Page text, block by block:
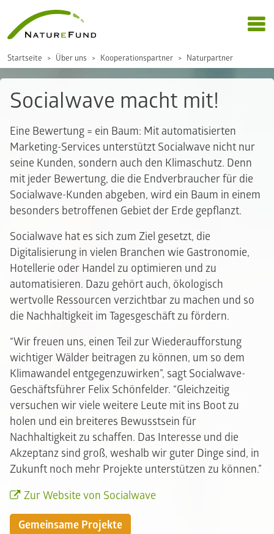
Startseite Über uns Kooperationspartner Naturpartner
Socialwave macht mit!
Eine Bewertung = ein Baum: Mit automatisierten
Marketing-Services unterstützt Socialwave nicht nur
seine Kunden, sondern auch den Klimaschutz. Denn
mit jeder Bewertung, die die Endverbraucher für die
Socialwave-Kunden abgeben, wird ein Baum in einem
besonders betroffenen Gebiet der Erde gepflanzt.
Socialwave hat es sich zum Ziel gesetzt, die
Digitalisierung in vielen Branchen wie Gastronomie,
Hotellerie oder Handel zu optimieren und zu
automatisieren. Dazu gehört auch, ökologisch
wertvolle Ressourcen verzichtbar zu machen und so
die Nachhaltigkeit im Tagesgeschäft zu fördern.
“Wir freuen uns, einen Teil zur Wiederaufforstung
wichtiger Wälder beitragen zu können, um so dem
Klimawandel entgegenzuwirken”, sagt Socialwave-
Geschäftsführer Felix Schönfelder. “Gleichzeitig
versuchen wir viele weitere Leute mit ins Boot zu
holen und ein breiteres Bewusstsein für
Nachhaltigkeit zu schaffen. Das Interesse und die
Akzeptanz sind groß, weshalb wir guter Dinge sind, in
Zukunft noch mehr Projekte unterstützen zu können.”
Zur Website von Socialwave
Gemeinsame Projekte